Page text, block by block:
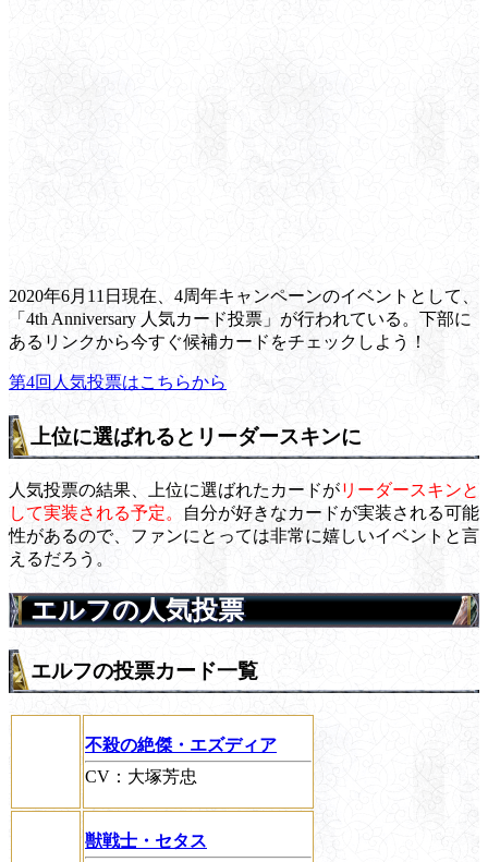
2020年6月11日現在、4周年キャンペーンのイベントとして、
「4th Anniversary 人気カード投票」が行われている。下部に
あるリンクから今すぐ候補カードをチェックしよう！
第4回人気投票はこちらから
上位に選ばれるとリーダースキンに
人気投票の結果、上位に選ばれたカードがリーダースキンと
して実装される予定。
自分が好きなカードが実装される可能
性があるので、ファンにとっては非常に嬉しいイベントと言
えるだろう。
エルフの人気投票
エルフの投票カード一覧
不殺の絶傑・エズディア
CV：大塚芳忠
獣戦士・セタス